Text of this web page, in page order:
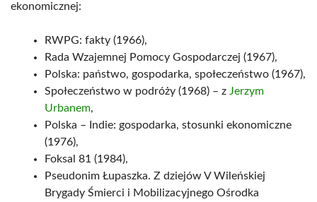
ekonomicznej:
RWPG: fakty (1966),
Rada Wzajemnej Pomocy Gospodarczej (1967),
Polska: państwo, gospodarka, społeczeństwo (1967),
Społeczeństwo w podróży (1968) – z Jerzym
Urbanem,
Polska – Indie: gospodarka, stosunki ekonomiczne
(1976),
Foksal 81 (1984),
Pseudonim Łupaszka. Z dziejów V Wileńskiej
Brygady Śmierci i Mobilizacyjnego Ośrodka